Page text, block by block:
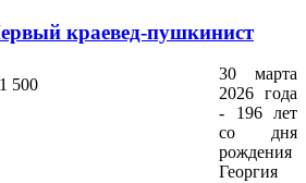
краевед-пушкинист
30 марта
2026 года
- 196 лет
со дня
рождения
Георгия